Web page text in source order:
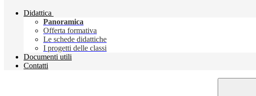
Didattica
Panoramica
Offerta formativa
Le schede didattiche
I progetti delle classi
Documenti utili
Contatti